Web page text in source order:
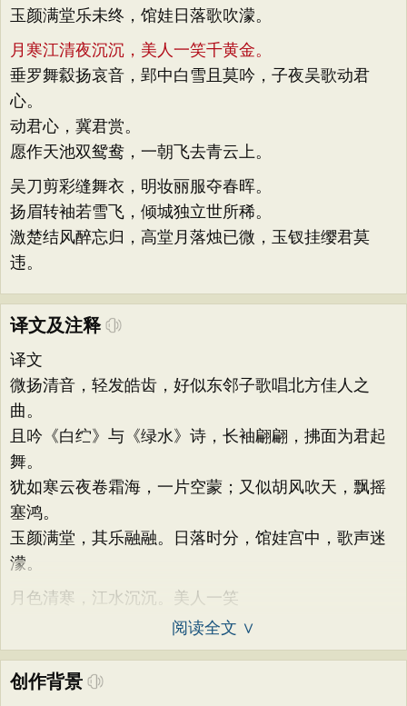
玉颜满堂乐未终，馆娃日落歌吹濛。
月寒江清夜沉沉，美人一笑千黄金。
垂罗舞縠扬哀音，郢中白雪且莫吟，子夜吴歌动君
心。
动君心，冀君赏。
愿作天池双鸳鸯，一朝飞去青云上。
吴刀剪彩缝舞衣，明妆丽服夺春晖。
扬眉转袖若雪飞，倾城独立世所稀。
激楚结风醉忘归，高堂月落烛已微，玉钗挂缨君莫
违。
译文及注释
译文
微扬清音，轻发皓齿，好似东邻子歌唱北方佳人之
曲。
且吟《白纻》与《绿水》诗，长袖翩翩，拂面为君起
舞。
犹如寒云夜卷霜海，一片空蒙；又似胡风吹天，飘摇
塞鸿。
玉颜满堂，其乐融融。日落时分，馆娃宫中，歌声迷
濛。
月色清寒，江水沉沉。美人一笑
阅读全文 ∨
创作背景